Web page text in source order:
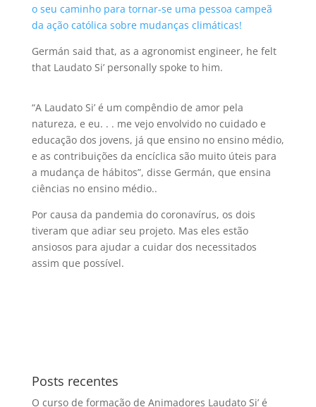
o seu caminho para tornar-se uma pessoa campeã
da ação católica sobre mudanças climáticas!
Germán said that, as a agronomist engineer, he felt
that Laudato Si’ personally spoke to him.
“A Laudato Si’ é um compêndio de amor pela
natureza, e eu. . . me vejo envolvido no cuidado e
educação dos jovens, já que ensino no ensino médio,
e as contribuições da encíclica são muito úteis para
a mudança de hábitos”, disse Germán, que ensina
ciências no ensino médio..
Por causa da pandemia do coronavírus, os dois
tiveram que adiar seu projeto. Mas eles estão
ansiosos para ajudar a cuidar dos necessitados
assim que possível.
Posts recentes
O curso de formação de Animadores Laudato Si’ é